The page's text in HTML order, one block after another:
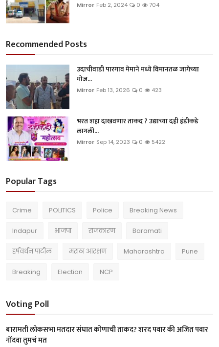
Mirror Feb 2, 2024 0 704
Recommended Posts
उदाचीवाडी पारगाव मेमाने मध्ये विमानतळ जागेच्या
मोज...
Mirror Feb 13, 2026 0 423
भरत शहा दाखवणार ताकद ? उद्याच्या दही हंडीकडे
लागली...
Mirror Sep 14, 2023 0 5422
Popular Tags
Crime POLITICS Police Breaking News
Indapur भाजपा राजकारण Baramati
हर्षवर्धन पाटील मराठा आरक्षण Maharashtra Pune
Breaking Election NCP
Voting Poll
बारामती लोकसभा मतदार संघात कोणाची ताकद? शरद पवार की अजित पवार
नोंदवा तुमचं मत